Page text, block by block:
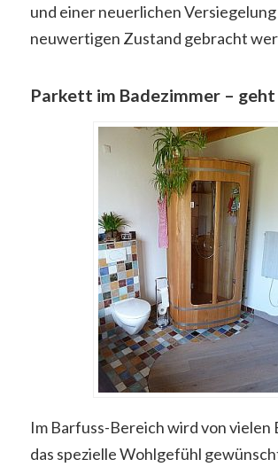
und einer neuerlichen
neuwertigen Zustand gebracht
Parkett im Badezimmer – geht
Im Barfuss-Bereich wird von vielen
das spezielle Wohlgefühl